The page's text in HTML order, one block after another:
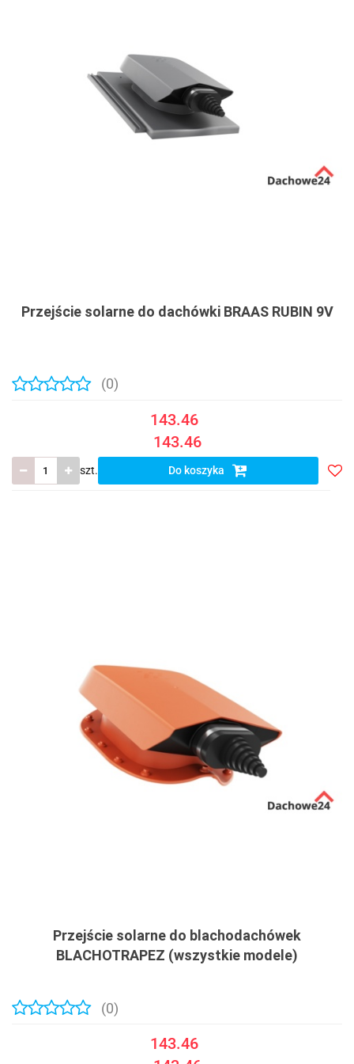
Przejście solarne do dachówki BRAAS RUBIN 9V
(0)
143.46
143.46
szt. Do koszyka
Przejście solarne do blachodachówek
BLACHOTRAPEZ (wszystkie modele)
(0)
143.46